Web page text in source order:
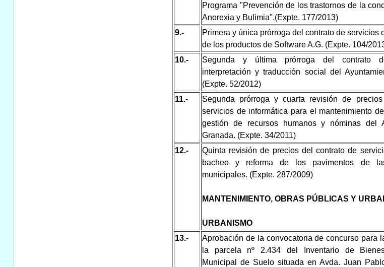
Programa "Prevención de los trastornos de la
Anorexia y Bulimia".(Expte. 177/2013)
9.-
Primera y única prórroga del contrato de servicios
de los productos de Software A.G. (Expte. 104/
10.-
Segunda y última prórroga del contrato
interpretación y traducción social del
(Expte. 52/2012)
11.-
Segunda prórroga y cuarta revisión de
servicios de informática para el mantenimiento
gestión de recursos humanos y nóminas del
Granada. (Expte. 34/2011)
12.-
Quinta revisión de precios del contrato de
bacheo y reforma de los pavimentos de
municipales. (Expte. 287/2009)
MANTENIMIENTO, OBRAS PÚBLICAS Y
URBANISMO
13.-
Aprobación de la convocatoria de concurso para
la parcela nº 2.434 del Inventario de
Municipal de Suelo situada en Avda. Juan